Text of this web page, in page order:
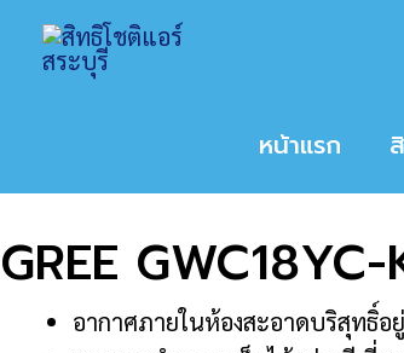
หน้าแรก
Home สินค้า
หน้าหลัก/
GREE
อากาศภายในห้องสะอาดบริสุทธิ์อ